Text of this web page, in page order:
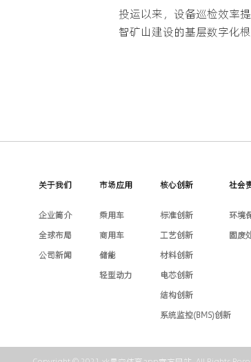
投运以来，设备巡检效率
智矿山建设的基层数字化根
关于我们
企业简介
全球布局
公司新闻
市场应用
乘用车
商用车
储能
轻型动力
核心创新
标准创新
工艺创新
材料创新
电芯创新
结构创新
系统监控(BMS)创新
社会
环境
固废